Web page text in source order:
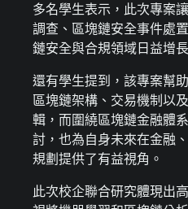
多名學生表示，此次專案
調查、區塊鏈安全事件處
鏈安全與合規領域日益增
還有學生提到，該專案幫
區塊鏈架構、交易機制以
輯，而圍繞區塊鏈金融體
討，也為自身未來在金融
規劃提供了有益視角。
此次校企聯合研究體現出